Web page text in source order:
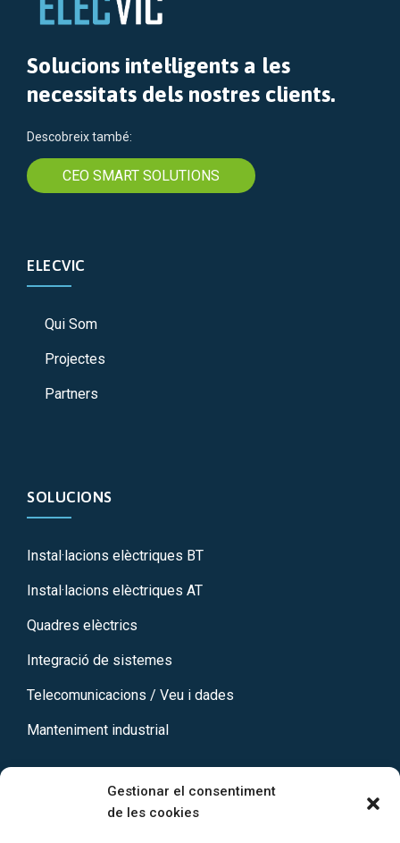
Gestionar el consentiment
de les cookies
Solucions intel·ligents a les
necessitats dels nostres clients.
Descobreix també:
CEO SMART SOLUTIONS
ELECVIC
Qui Som
Projectes
Partners
SOLUCIONS
Instal·lacions elèctriques BT
Instal·lacions elèctriques AT
Quadres elèctrics
Integració de sistemes
Telecomunicacions / Veu i dades
Manteniment industrial